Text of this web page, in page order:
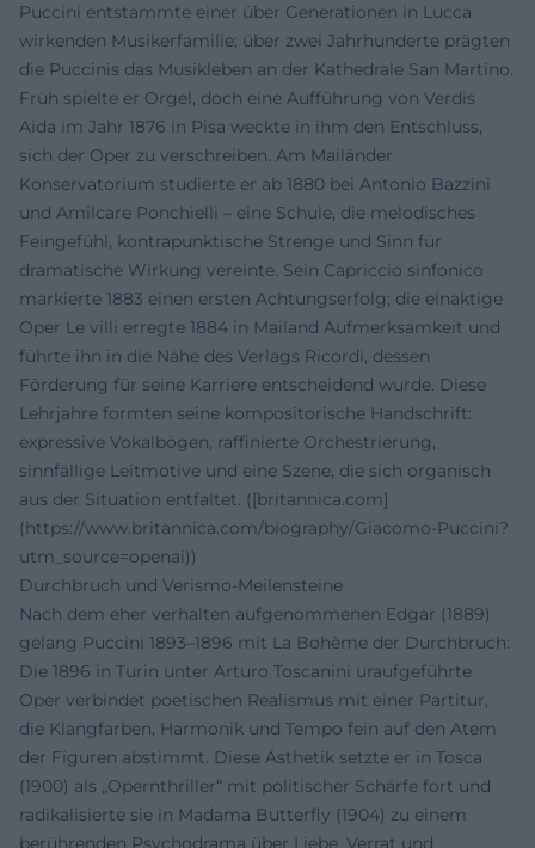
Puccini entstammte einer über Generationen in Lucca
wirkenden Musikerfamilie; über zwei Jahrhunderte prägten
die Puccinis das Musikleben an der Kathedrale San Martino.
Früh spielte er Orgel, doch eine Aufführung von Verdis
Aida im Jahr 1876 in Pisa weckte in ihm den Entschluss,
sich der Oper zu verschreiben. Am Mailänder
Konservatorium studierte er ab 1880 bei Antonio Bazzini
und Amilcare Ponchielli – eine Schule, die melodisches
Feingefühl, kontrapunktische Strenge und Sinn für
dramatische Wirkung vereinte. Sein Capriccio sinfonico
markierte 1883 einen ersten Achtungserfolg; die einaktige
Oper Le villi erregte 1884 in Mailand Aufmerksamkeit und
führte ihn in die Nähe des Verlags Ricordi, dessen
Förderung für seine Karriere entscheidend wurde. Diese
Lehrjahre formten seine kompositorische Handschrift:
expressive Vokalbögen, raffinierte Orchestrierung,
sinnfällige Leitmotive und eine Szene, die sich organisch
aus der Situation entfaltet. ([britannica.com]
(https://www.britannica.com/biography/Giacomo-Puccini?
utm_source=openai))
Durchbruch und Verismo-Meilensteine
Nach dem eher verhalten aufgenommenen Edgar (1889)
gelang Puccini 1893–1896 mit La Bohème der Durchbruch:
Die 1896 in Turin unter Arturo Toscanini uraufgeführte
Oper verbindet poetischen Realismus mit einer Partitur,
die Klangfarben, Harmonik und Tempo fein auf den Atem
der Figuren abstimmt. Diese Ästhetik setzte er in Tosca
(1900) als „Opernthriller“ mit politischer Schärfe fort und
radikalisierte sie in Madama Butterfly (1904) zu einem
berührenden Psychodrama über Liebe, Verrat und